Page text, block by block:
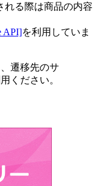
れる際は商品の内容
API]を利用していま
遷移先のサ
ください。